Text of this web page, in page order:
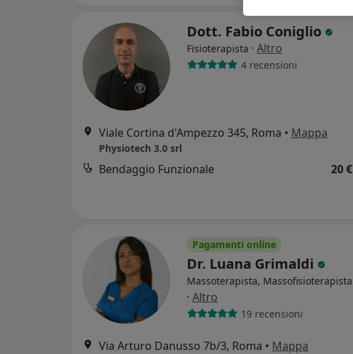
Dott. Fabio Coniglio
Fisioterapista · Altro
4 recensioni
Viale Cortina d'Ampezzo 345, Roma • Mappa
Physiotech 3.0 srl
Bendaggio Funzionale 20 €
Pagamenti online
Dr. Luana Grimaldi
Massoterapista, Massofisioterapista
· Altro
19 recensioni
Via Arturo Danusso 7b/3, Roma • Mappa